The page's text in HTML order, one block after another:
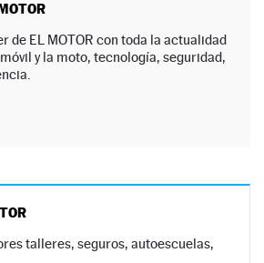
de EL MOTOR con toda la actualidad
y la moto, tecnología, seguridad,
talleres, seguros, autoescuelas,